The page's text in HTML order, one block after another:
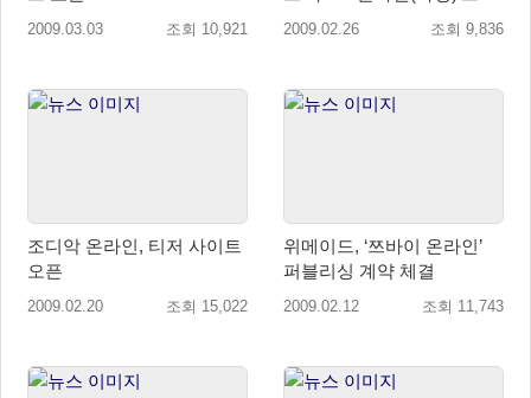
2009.03.03 조회 10,921
게임사업 직접 진출
2009.02.26 조회 9,836
조디악 온라인, 티저 사이트
오픈
2009.02.20 조회 15,022
위메이드, ‘쯔바이 온라인’
퍼블리싱 계약 체결
2009.02.12 조회 11,743